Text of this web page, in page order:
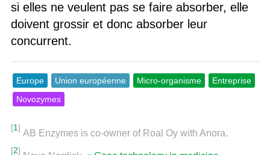
si elles ne veulent pas se faire absorber, elle
doivent grossir et donc absorber leur
concurrent.
Europe Union européenne Micro-organisme
Entreprise
Novozymes
[1]
AB Enzymes is co-owner of Roal Oy with Anora.
[2]